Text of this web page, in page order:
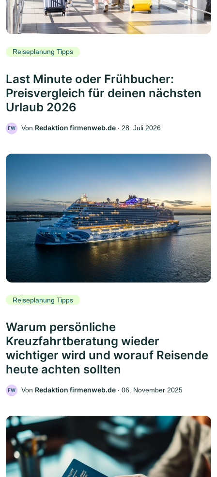
Reiseplanung Tipps
Last Minute oder Frühbucher:
Preisvergleich für deinen nächsten
Urlaub 2026
FW Von Redaktion firmenweb.de ‧ 28. Juli 2026
Reiseplanung Tipps
Warum persönliche
Kreuzfahrtberatung wieder
wichtiger wird und worauf Reisende
heute achten sollten
FW Von Redaktion firmenweb.de ‧ 06. November 2025